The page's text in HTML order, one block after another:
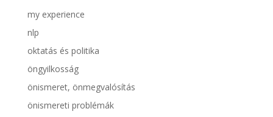
my experience
nlp
oktatás és politika
öngyilkosság
önismeret, önmegvalósítás
önismereti problémák